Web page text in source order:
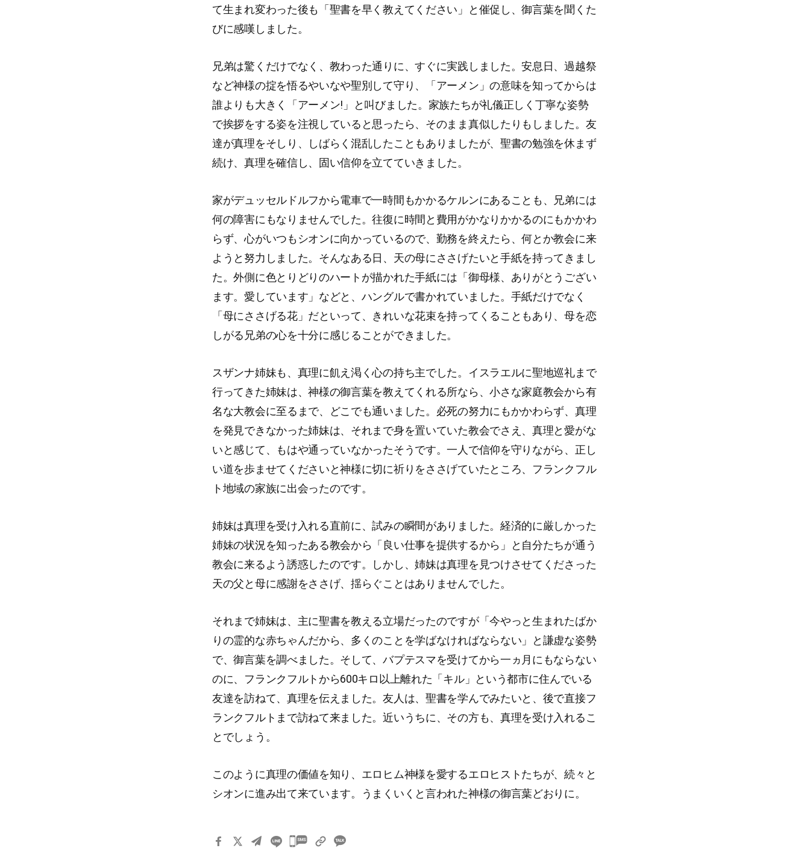
て生まれ変わった後も「聖書を早く教えてください」と催促し、御言葉を聞くた
びに感嘆しました。
兄弟は驚くだけでなく、教わった通りに、すぐに実践しました。安息日、過越祭
など神様の掟を悟るやいなや聖別して守り、「アーメン」の意味を知ってからは
誰よりも大きく「アーメン!」と叫びました。家族たちが礼儀正しく丁寧な姿勢
で挨拶をする姿を注視していると思ったら、そのまま真似したりもしました。友
達が真理をそしり、しばらく混乱したこともありましたが、聖書の勉強を休まず
続け、真理を確信し、固い信仰を立てていきました。
家がデュッセルドルフから電車で一時間もかかるケルンにあることも、兄弟には
何の障害にもなりませんでした。往復に時間と費用がかなりかかるのにもかかわ
らず、心がいつもシオンに向かっているので、勤務を終えたら、何とか教会に来
ようと努力しました。そんなある日、天の母にささげたいと手紙を持ってきまし
た。外側に色とりどりのハートが描かれた手紙には「御母様、ありがとうござい
ます。愛しています」などと、ハングルで書かれていました。手紙だけでなく
「母にささげる花」だといって、きれいな花束を持ってくることもあり、母を恋
しがる兄弟の心を十分に感じることができました。
スザンナ姉妹も、真理に飢え渇く心の持ち主でした。イスラエルに聖地巡礼まで
行ってきた姉妹は、神様の御言葉を教えてくれる所なら、小さな家庭教会から有
名な大教会に至るまで、どこでも通いました。必死の努力にもかかわらず、真理
を発見できなかった姉妹は、それまで身を置いていた教会でさえ、真理と愛がな
いと感じて、もはや通っていなかったそうです。一人で信仰を守りながら、正し
い道を歩ませてくださいと神様に切に祈りをささげていたところ、フランクフル
ト地域の家族に出会ったのです。
姉妹は真理を受け入れる直前に、試みの瞬間がありました。経済的に厳しかった
姉妹の状況を知ったある教会から「良い仕事を提供するから」と自分たちが通う
教会に来るよう誘惑したのです。しかし、姉妹は真理を見つけさせてくださった
天の父と母に感謝をささげ、揺らぐことはありませんでした。
それまで姉妹は、主に聖書を教える立場だったのですが「今やっと生まれたばか
りの霊的な赤ちゃんだから、多くのことを学ばなければならない」と謙虚な姿勢
で、御言葉を調べました。そして、バプテスマを受けてから一ヵ月にもならない
のに、フランクフルトから600キロ以上離れた「キル」という都市に住んでいる
友達を訪ねて、真理を伝えました。友人は、聖書を学んでみたいと、後で直接フ
ランクフルトまで訪ねて来ました。近いうちに、その方も、真理を受け入れるこ
とでしょう。
このように真理の価値を知り、エロヒム神様を愛するエロヒストたちが、続々と
シオンに進み出て来ています。うまくいくと言われた神様の御言葉どおりに。
카